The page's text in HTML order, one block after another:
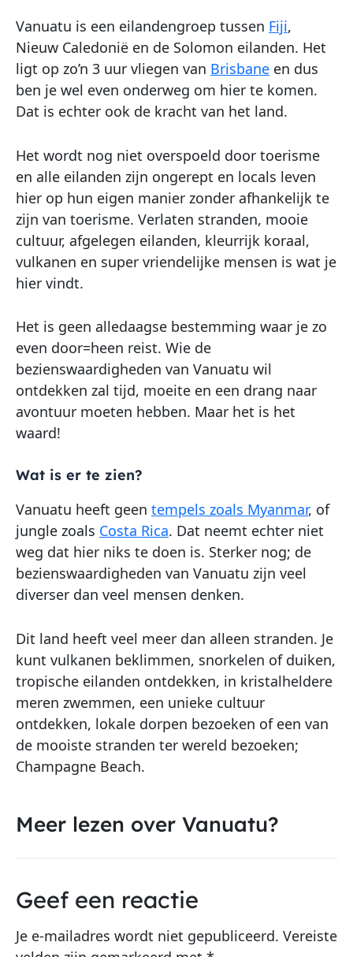
Vanuatu is een eilandengroep tussen Fiji,
Nieuw Caledonië en de Solomon eilanden. Het
ligt op zo’n 3 uur vliegen van Brisbane en dus
ben je wel even onderweg om hier te komen.
Dat is echter ook de kracht van het land.
Het wordt nog niet overspoeld door toerisme
en alle eilanden zijn ongerept en locals leven
hier op hun eigen manier zonder afhankelijk te
zijn van toerisme. Verlaten stranden, mooie
cultuur, afgelegen eilanden, kleurrijk koraal,
vulkanen en super vriendelijke mensen is wat je
hier vindt.
Het is geen alledaagse bestemming waar je zo
even door=heen reist. Wie de
bezienswaardigheden van Vanuatu wil
ontdekken zal tijd, moeite en een drang naar
avontuur moeten hebben. Maar het is het
waard!
Wat is er te zien?
Vanuatu heeft geen tempels zoals Myanmar, of
jungle zoals Costa Rica. Dat neemt echter niet
weg dat hier niks te doen is. Sterker nog; de
bezienswaardigheden van Vanuatu zijn veel
diverser dan veel mensen denken.
Dit land heeft veel meer dan alleen stranden. Je
kunt vulkanen beklimmen, snorkelen of duiken,
tropische eilanden ontdekken, in kristalheldere
meren zwemmen, een unieke cultuur
ontdekken, lokale dorpen bezoeken of een van
de mooiste stranden ter wereld bezoeken;
Champagne Beach.
Meer lezen over Vanuatu?
Geef een reactie
Je e-mailadres wordt niet gepubliceerd. Vereiste